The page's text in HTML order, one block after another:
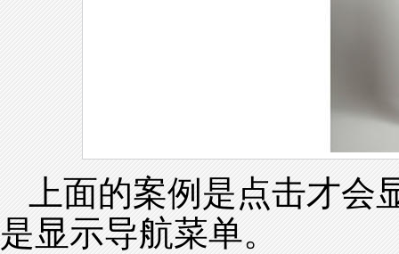
上面的案例是点击才
是显示导航菜单。